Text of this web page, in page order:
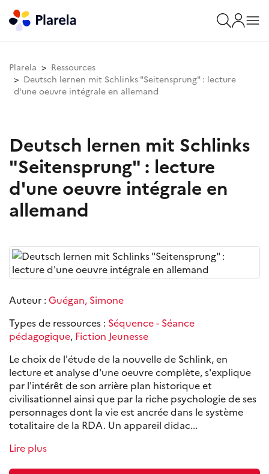
Plarela
Ressources
Deutsch lernen mit Schlinks "Seitensprung" : lecture
d'une oeuvre intégrale en allemand
Deutsch lernen mit Schlinks
"Seitensprung" : lecture
d'une oeuvre intégrale en
allemand
Auteur : Guégan, Simone
Types de ressources : Séquence - Séance
pédagogique, Fiction Jeunesse
Le choix de l'étude de la nouvelle de Schlink, en
lecture et analyse d'une oeuvre complète, s'explique
par l'intérêt de son arrière plan historique et
civilisationnel ainsi que par la riche psychologie de ses
personnages dont la vie est ancrée dans le système
totalitaire de la RDA. Un appareil didac...
Lire plus